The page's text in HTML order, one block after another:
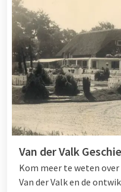
Van der Valk
Kom meer te weten
Van der Valk en de